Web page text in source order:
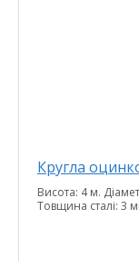
Кругла
Висота: 4 м.
Товщина сталі: 3